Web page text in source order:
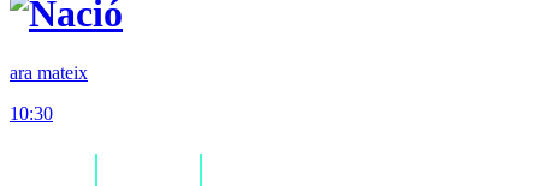
ara mateix
10:30